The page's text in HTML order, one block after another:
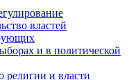
властей
и в политической
религии и власти